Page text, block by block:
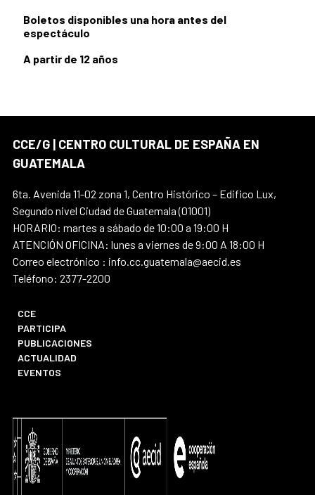
Boletos disponibles una hora antes del
espectáculo
A partir de 12 años
CCE/G | CENTRO CULTURAL DE ESPAÑA EN
GUATEMALA
6ta. Avenida 11-02 zona 1, Centro Histórico – Edifico Lux,
Segundo nivel Ciudad de Guatemala (01001)
HORARIO: martes a sábado de 10:00 a 19:00 H
ATENCIÓN OFICINA: lunes a viernes de 9:00 A 18:00 H
Correo electrónico : info.cc.guatemala@aecid.es
Teléfono: 2377-2200
CCE
PARTICIPA
PUBLICACIONES
ACTUALIDAD
EVENTOS